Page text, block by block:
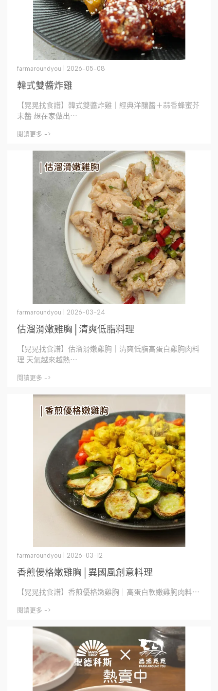
韓式雙醬炸雞
farmaroundyou | 2026-05-08
【晃晃找食譜】韓式雙醬炸雞｜經典洋釀醬＋蒜香蜂蜜芥
末醬 想在家做出⋯
閱讀更多 ->
估溜滑嫩雞胸│清爽低脂料理
farmaroundyou | 2026-03-24
【晃晃找食譜】估溜滑嫩雞胸｜清爽低脂高蛋白雞胸肉料
理 天氣越來越熱⋯
閱讀更多 ->
香煎優格嫩雞胸│異國風創意料理
farmaroundyou | 2026-03-12
【晃晃找食譜】香煎優格嫩雞胸｜高蛋白軟嫩雞胸肉料⋯
閱讀更多 ->